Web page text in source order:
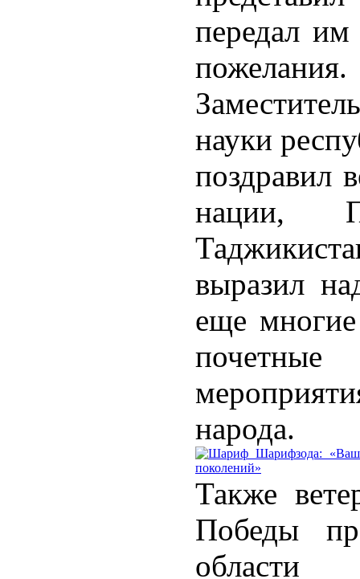
передал
пожелания.
науки
поздравил
нации,
выразил
еще
народа.
Также
Победы